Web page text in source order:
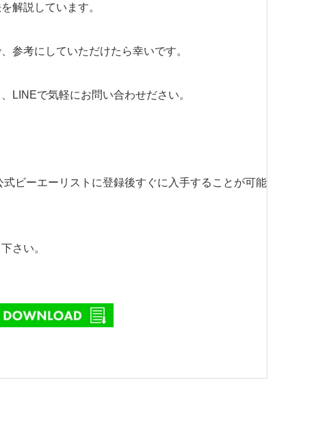
解説しています。
参考にしていただけたら幸いです。
LINEで気軽にお問い合わせださい。
ビーエーリストに登録後すぐに入手することが可能
さい。